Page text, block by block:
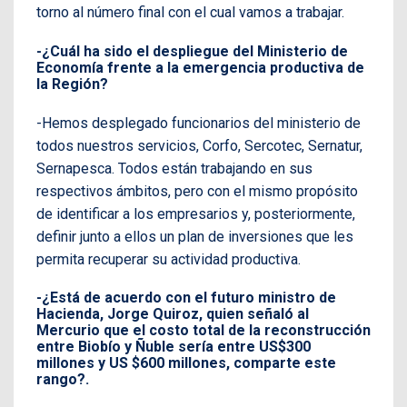
torno al número final con el cual vamos a trabajar.
-¿Cuál ha sido el despliegue del Ministerio de
Economía frente a la emergencia productiva de
la Región?
-Hemos desplegado funcionarios del ministerio de
todos nuestros servicios, Corfo, Sercotec, Sernatur,
Sernapesca. Todos están trabajando en sus
respectivos ámbitos, pero con el mismo propósito
de identificar a los empresarios y, posteriormente,
definir junto a ellos un plan de inversiones que les
permita recuperar su actividad productiva.
-¿Está de acuerdo con el futuro ministro de
Hacienda, Jorge Quiroz, quien señaló al
Mercurio que el costo total de la reconstrucción
entre Biobío y Ñuble sería entre US$300
millones y US $600 millones, comparte este
rango?.